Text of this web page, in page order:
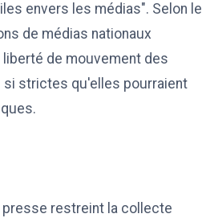
envers les médias". Selon le
de médias nationaux
de mouvement des
strictes qu'elles pourraient
presse restreint la collecte